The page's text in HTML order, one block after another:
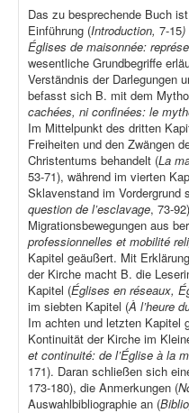
Das zu besprechende Buch
Einführung (Introduction, 7-15)
Églises de maisonnée:
wesentliche Grundbegriffe
Verständnis der Darlegungen
befasst sich B. mit dem
cachées, ni confinées: le
Im Mittelpunkt des dritten
Freiheiten und den Zwängen
Christentums behandelt (La
53-71), während im vierten
Sklavenstand im Vordergrund
question de l’esclavage, 73-
Migrationsbewegungen aus
professionnelles et mobilité
Kapitel geäußert. Mit
der Kirche macht B. die
Kapitel (Églises en réseaux,
im siebten Kapitel (À l’heure
Im achten und letzten Kapitel
Kontinuität der Kirche im
et continuité: de l’Église à la
171). Daran schließen sich
173-180), die Anmerkungen (
Auswahlbibliographie an (